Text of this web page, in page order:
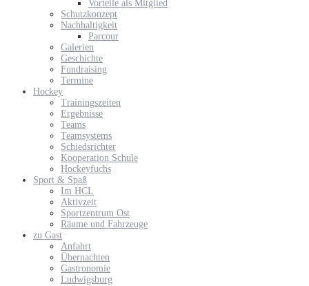
Vorteile als Mitglied
Schutzkonzept
Nachhaltigkeit
Parcour
Galerien
Geschichte
Fundraising
Termine
Hockey
Trainingszeiten
Ergebnisse
Teams
Teamsystems
Schiedsrichter
Kooperation Schule
Hockeyfuchs
Sport & Spaß
Im HCL
Aktivzeit
Sportzentrum Ost
Räume und Fahrzeuge
zu Gast
Anfahrt
Übernachten
Gastronomie
Ludwigsburg